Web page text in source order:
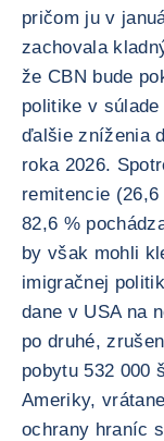
pričom ju v
zachovala
že CBN bude
politike v
ďalšie zníženia
roka 2026.
remitencie
82,6 %
by však mohli
imigračnej
dane v USA na
po druhé,
pobytu 532 000
Ameriky,
ochrany hraníc